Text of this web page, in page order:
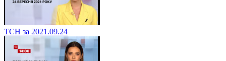
ТСН за 2021.09.24